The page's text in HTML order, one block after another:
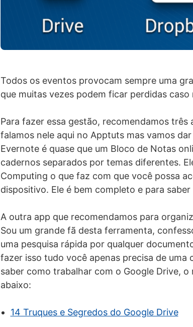
Todos os eventos provocam sempre uma
que muitas vezes podem ficar perdidas caso
Para fazer essa gestão, recomendamos três
falamos nele aqui no Apptuts mas vamos
Evernote é quase que um Bloco de Notas
cadernos separados por temas diferentes.
Computing o que faz com que você possa
dispositivo. Ele é bem completo e para
A outra app que recomendamos para
Sou um grande fã desta ferramenta,
uma pesquisa rápida por qualquer
fazer isso tudo você apenas precisa de uma
saber como trabalhar com o Google Drive,
abaixo:
14 Truques e Segredos do Google Drive